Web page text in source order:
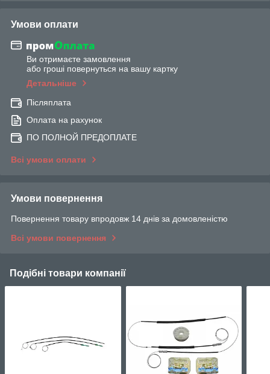
Умови оплати
Ви отримаєте замовлення
або гроші повернуться на вашу картку
Детальніше
Післяплата
Оплата на рахунок
ПО ПОЛНОЙ ПРЕДОПЛАТЕ
Всі умови оплати
Умови повернення
Повернення товару впродовж 14 днів за домовленістю
Всі умови повернення
Подібні товари компанії